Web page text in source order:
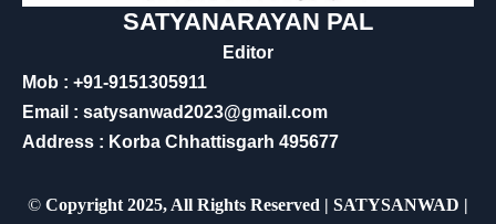
SATYANARAYAN PAL
Editor
Mob : +91-9151305911
Email : satysanwad2023@gmail.com
Address : Korba Chhattisgarh 495677
© Copyright 2025, All Rights Reserved | SATYSANWAD |